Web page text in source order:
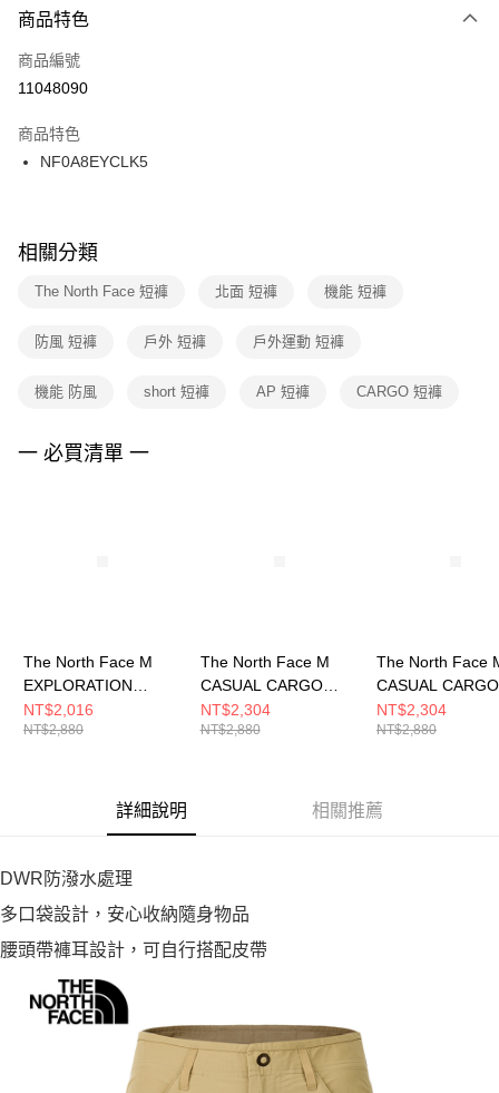
３．安心：先確認商品／服務後，再付款。
【「AFTEE先享後付」結帳流程】
１．於結帳方式選擇「AFTEE先享後付」後，將跳轉至「AFTEE先享後付」
２．訂單成立數日內，您將收到繳費通知簡訊。
３．收到繳費通知簡訊後14天內，點擊此簡訊中的連結，可透過四大超商／
ATM／網路銀行／等多元方式進行付款，方視為交易完成。
※ 交易是否成功請以「AFTEE先享後付 」之結帳頁面顯示為準，若有關於
是否繳費成功／繳費後需取消欲退款等相關疑問，請聯繫「AFTEE先享後付
客戶支援中心」https://netprotections.freshdesk.com/support/home
１．透過由恩沛科技股份有限公司提供之「AFTEE先享後付」服務完成之交
權轉讓予恩沛科技股份有限公司。
３．未成年的使用者請事先徵得法定代理人或監護人之同意方可使用
「AFTEE先享後付」，若未經同意申辦者引起之損失，本公司不負相關責
每筆NT$100，滿NT$1,500(含以上)免運費
宅配
每筆NT$100，滿NT$1,500(含以上)免運費
付款後門市自取
每筆NT$100，滿NT$1,500(含以上)免運費
商品特色
商品編號
11048090
商品特色
NF0A8EYCLK5
相關分類
The North Face 短褲 北面 短褲 機能 短褲
防風 短褲 戶外 短褲 戶外運動 短褲
機能 防風 short 短褲 AP 短褲 CARGO 短褲
一 必買清單 一
The North Face M
EXPLORATION
CARGO SHORT - AP
男 短褲
NT$2,016
NT$2,880
The North Face M
CASUAL CARGO
SHORT - AP 男 短褲
NF0A8G01JK3
NT$2,304
NT$2,880
The North Face
CASUAL CARGO
SHORT - AP 男
NF0A8G010UZ
NT$2,304
NT$2,880
詳細說明 相關推薦
DWR防潑水處理
多口袋設計，安心收納隨身物品
腰頭帶褲耳設計，可自行搭配皮帶